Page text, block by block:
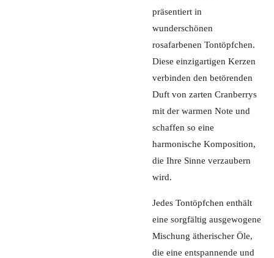
präsentiert in
wunderschönen
rosafarbenen Tontöpfchen.
Diese einzigartigen Kerzen
verbinden den betörenden
Duft von zarten Cranberrys
mit der warmen Note und
schaffen so eine
harmonische Komposition,
die Ihre Sinne verzaubern
wird.
Jedes Tontöpfchen enthält
eine sorgfältig ausgewogene
Mischung ätherischer Öle,
die eine entspannende und